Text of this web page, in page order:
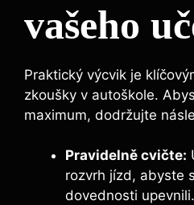
vašeho
Praktický výcvik je
zkoušky v autoškole.
maximum, dodržujte
Pravidelně cvičte:
rozvrh jízd, abyste
dovednosti upevnili.